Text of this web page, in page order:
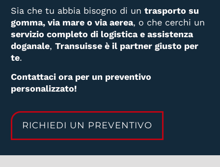
Sia che tu abbia bisogno di untrasporto su
gomma, via mare o via aerea, o che cerchi un
servizio completo di logistica e assistenza
doganale,Transuisse è il partner giusto per
te.
Contattaci ora per un preventivo
personalizzato!
RICHIEDI UN PREVENTIVO